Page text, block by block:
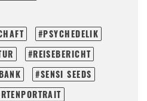
PSYCHEDELIK
REISEBERICHT
SENSI SEEDS